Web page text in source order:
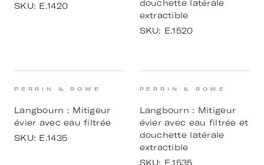
SKU: E.1420
douchette latérale
extractible
SKU: E.1520
PERRIN & ROWE
Langbourn : Mitigeur
évier avec eau filtrée
SKU: E.1435
PERRIN & ROWE
Langbourn : Mitigeur
évier avec eau filtrée et
douchette latérale
extractible
SKU: E.1535